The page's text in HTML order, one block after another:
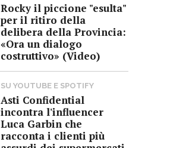
Rocky il piccione "esulta"
per il ritiro della
delibera della Provincia:
«Ora un dialogo
costruttivo» (Video)
SU YOUTUBE E SPOTIFY
Asti Confidential
incontra l'influencer
Luca Garbin che
racconta i clienti più